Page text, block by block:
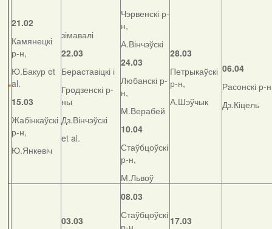
21.02
Камянецкі
р-н,
Ю.Бакур et
al.
15.03
Жабінкаўскі
р-н,
Ю.Янкевіч
зімавалі
22.03
Бераставіцкі і
Гродзенскі р-
ны
Дз.Вінчэўскі
et al.
Чэрвенскі р-
н,
А.Вінчэўскі
24.03
Любанскі р-
н,
М.Верабей
10.04
Стаўбцоўскі
р-н,
М.Львоў
28.03
Петрыкаўскі
р-н,
А.Шэўчык
06.04
Расонскі р-
Дз.Кіцель
03.03
08.03
Стаўбцоўскі
р-н,
17.03